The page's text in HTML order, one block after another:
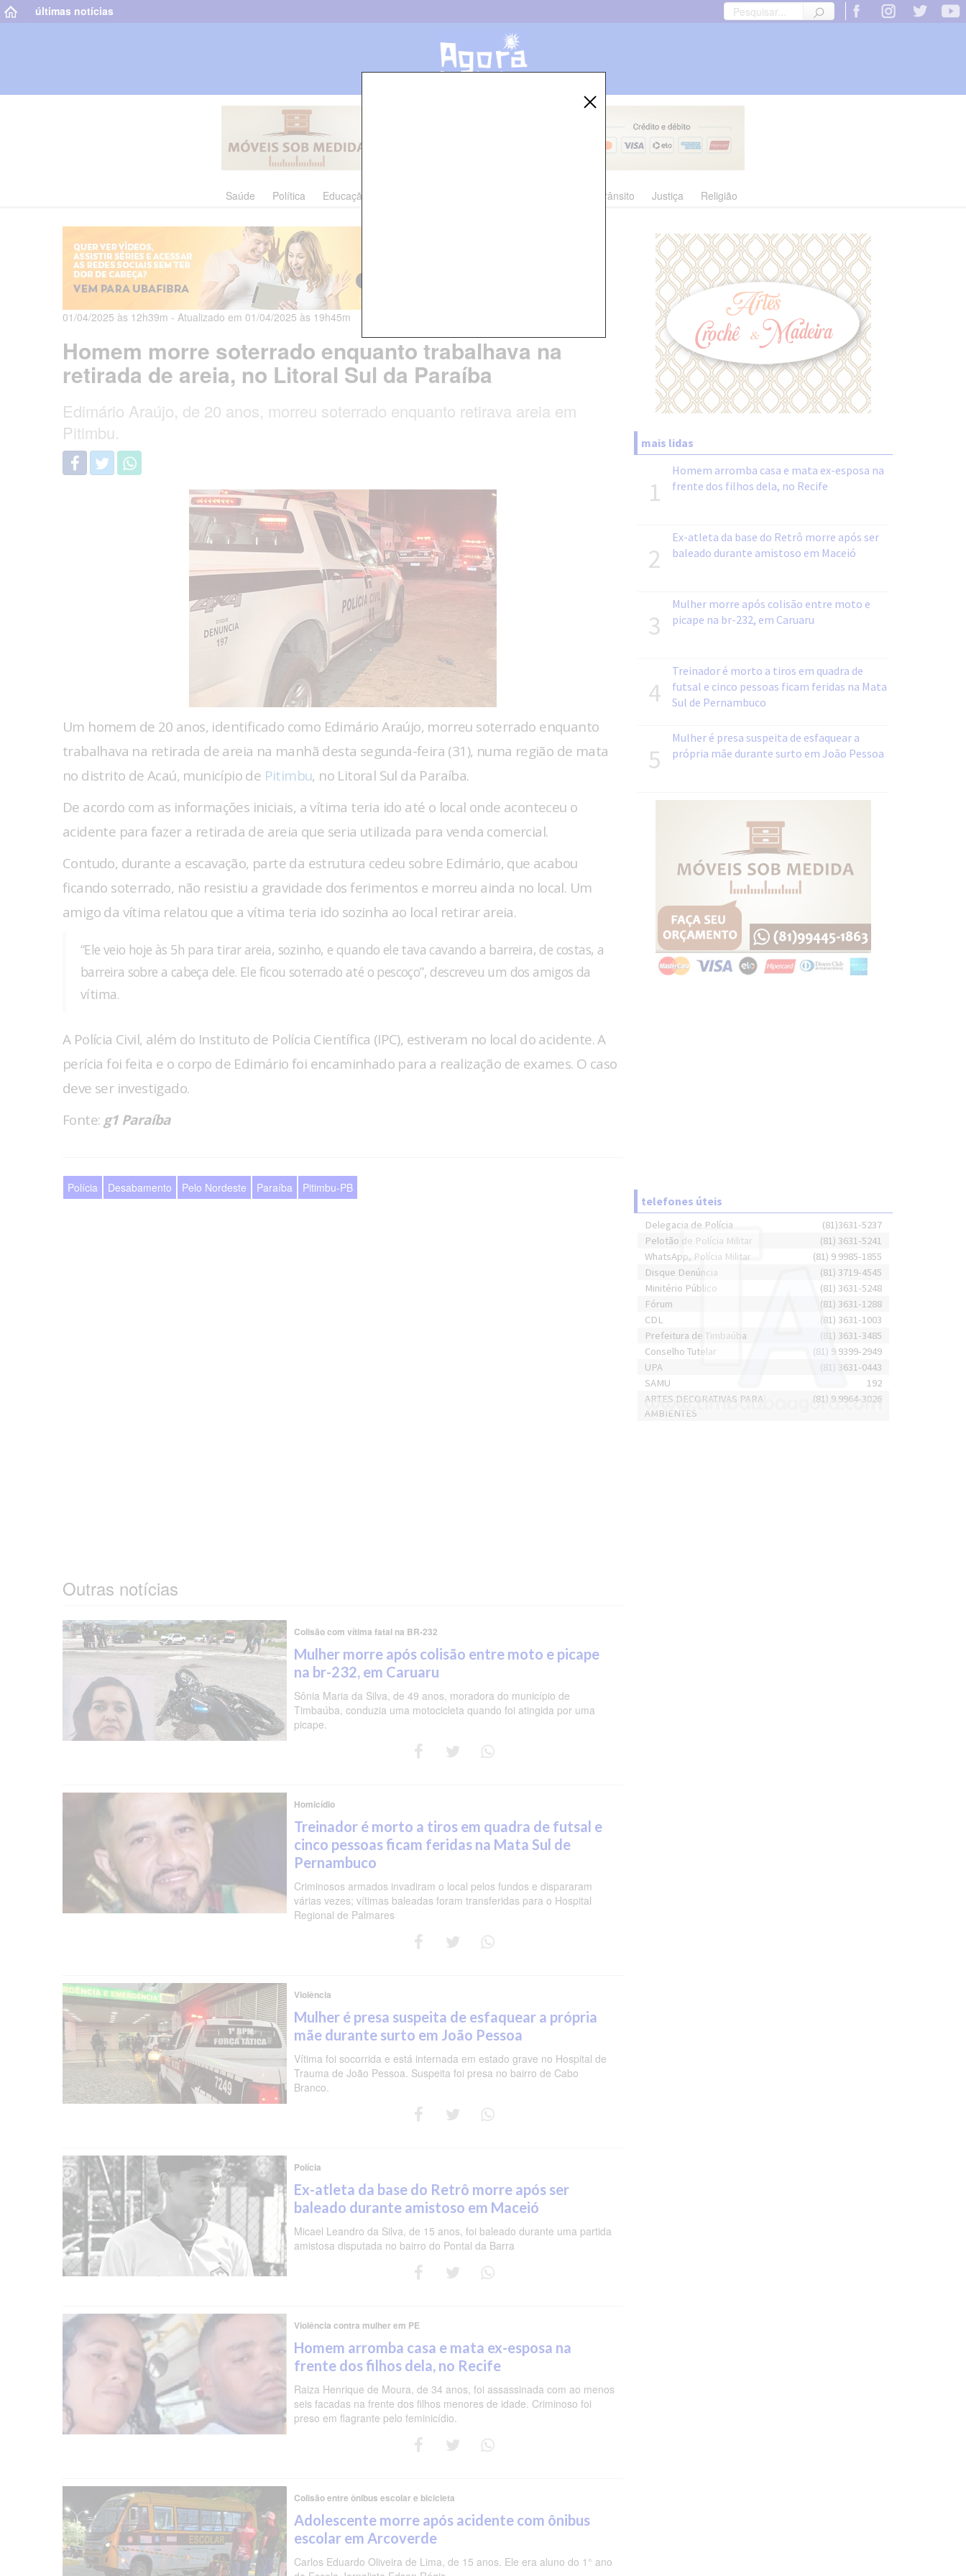
últimas notícias
Saúde Política Educação Trânsito Justiça Religião
01/04/2025 às 12h39m - Atualizado em 01/04/2025 às 19h45m
Homem morre soterrado enquanto trabalhava na
retirada de areia, no Litoral Sul da Paraíba
Edimário Araújo, de 20 anos, morreu soterrado enquanto retirava areia em
Pitimbu.
Um homem de 20 anos, identificado como Edimário Araújo, morreu soterrado enquanto
trabalhava na retirada de areia na manhã desta segunda-feira (31), numa região de mata
no distrito de Acaú, município de Pitimbu, no Litoral Sul da Paraíba.
De acordo com as informações iniciais, a vítima teria ido até o local onde aconteceu o
acidente para fazer a retirada de areia que seria utilizada para venda comercial.
Contudo, durante a escavação, parte da estrutura cedeu sobre Edimário, que acabou
ficando soterrado, não resistiu a gravidade dos ferimentos e morreu ainda no local. Um
amigo da vítima relatou que a vítima teria ido sozinha ao local retirar areia.
“Ele veio hoje às 5h para tirar areia, sozinho, e quando ele tava cavando a barreira, de costas, a
barreira sobre a cabeça dele. Ele ficou soterrado até o pescoço”, descreveu um dos amigos da
vítima.
A Polícia Civil, além do Instituto de Polícia Científica (IPC), estiveram no local do acidente. A
perícia foi feita e o corpo de Edimário foi encaminhado para a realização de exames. O caso
deve ser investigado.
Fonte:g1 Paraíba
Polícia Desabamento Pelo Nordeste Paraíba Pitimbu-PB
Outras notícias
Colisão com vítima fatal na BR-232
Mulher morre após colisão entre moto e picape
na br-232, em Caruaru
Sônia Maria da Silva, de 49 anos, moradora do município de
Timbaúba, conduzia uma motocicleta quando foi atingida por uma
picape.
Homicídio
Treinador é morto a tiros em quadra de futsal e
cinco pessoas ficam feridas na Mata Sul de
Pernambuco
Criminosos armados invadiram o local pelos fundos e dispararam
várias vezes; vítimas baleadas foram transferidas para o Hospital
Regional de Palmares
Violência
Mulher é presa suspeita de esfaquear a própria
mãe durante surto em João Pessoa
Vítima foi socorrida e está internada em estado grave no Hospital de
Trauma de João Pessoa. Suspeita foi presa no bairro de Cabo
Branco.
Polícia
Ex-atleta da base do Retrô morre após ser
baleado durante amistoso em Maceió
Micael Leandro da Silva, de 15 anos, foi baleado durante uma partida
amistosa disputada no bairro do Pontal da Barra
Violência contra mulher em PE
Homem arromba casa e mata ex-esposa na
frente dos filhos dela, no Recife
Raiza Henrique de Moura, de 34 anos, foi assassinada com ao menos
seis facadas na frente dos filhos menores de idade. Criminoso foi
preso em flagrante pelo feminicídio.
Colisão entre ônibus escolar e bicicleta
Adolescente morre após acidente com ônibus
escolar em Arcoverde
Carlos Eduardo Oliveira de Lima, de 15 anos. Ele era aluno do 1° ano
mais lidas
1
Homem arromba casa e mata ex-esposa na
frente dos filhos dela, no Recife
2
Ex-atleta da base do Retrô morre após ser
baleado durante amistoso em Maceió
3
Mulher morre após colisão entre moto e
picape na br-232, em Caruaru
4
Treinador é morto a tiros em quadra de
futsal e cinco pessoas ficam feridas na Mata
Sul de Pernambuco
5
Mulher é presa suspeita de esfaquear a
própria mãe durante surto em João Pessoa
telefones úteis
Delegacia de Polícia
(81)3631-5237
Pelotão de Polícia Militar
(81) 3631-5241
WhatsApp, Polícia Militar
(81) 9 9985-1855
Disque Denúncia
(81) 3719-4545
Minitério Público
(81) 3631-5248
Fórum
(81) 3631-1288
CDL
(81) 3631-1003
Prefeitura de Timbaúba
(81) 3631-3485
Conselho Tutelar
(81) 9 9399-2949
UPA
(81) 3631-0443
SAMU
192
ARTES DECORATIVAS PARA
AMBIENTES
(81) 9 9964-3026